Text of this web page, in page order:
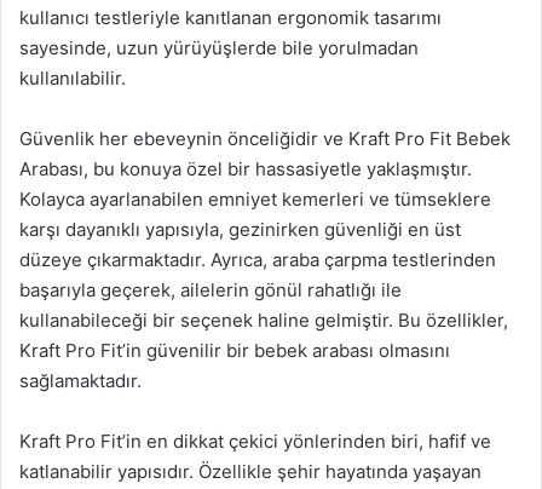
kullanıcı testleriyle kanıtlanan ergonomik tasarımı
sayesinde, uzun yürüyüşlerde bile yorulmadan
kullanılabilir.
Güvenlik her ebeveynin önceliğidir ve Kraft Pro Fit Bebek
Arabası, bu konuya özel bir hassasiyetle yaklaşmıştır.
Kolayca ayarlanabilen emniyet kemerleri ve tümseklere
karşı dayanıklı yapısıyla, gezinirken güvenliği en üst
düzeye çıkarmaktadır. Ayrıca, araba çarpma testlerinden
başarıyla geçerek, ailelerin gönül rahatlığı ile
kullanabileceği bir seçenek haline gelmiştir. Bu özellikler,
Kraft Pro Fit’in güvenilir bir bebek arabası olmasını
sağlamaktadır.
Kraft Pro Fit’in en dikkat çekici yönlerinden biri, hafif ve
katlanabilir yapısıdır. Özellikle şehir hayatında yaşayan